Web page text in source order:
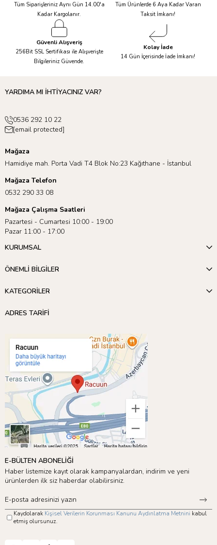
Tüm Siparişleriniz Aynı Gün 14.00'a
Kadar Kargolanır.
Tüm Ürünlerde 6 Aya Kadar Varan
Taksit İmkanı!
Güvenli Alışveriş
256Bit SSL Sertifikası ile Alışverişte
Bilgileriniz Güvende.
Kolay İade
14 Gün İçerisinde İade İmkanı!
YARDIMA MI İHTİYACINIZ VAR?
0536 292 10 22
[email protected]
Mağaza
Hamidiye mah. Porta Vadi T4 Blok No:23 Kağıthane - İstanbul
Mağaza Telefon
0532 290 33 08
Mağaza Çalışma Saatleri
Pazartesi - Cumartesi 10:00 - 19:00
Pazar 11:00 - 17:00
KURUMSAL
ÖNEMLİ BİLGİLER
KATEGORİLER
ADRES TARİFİ
E-BÜLTEN ABONELİĞİ
Haber listemize kayıt olarak kampanyalardan, indirim ve yeni
ürünlerden ilk siz haberdar olabilirsiniz.
Kaydolarak Kişisel Verilerin Korunması Kanunu Aydınlatma Metnini kabul
etmiş olursunuz.